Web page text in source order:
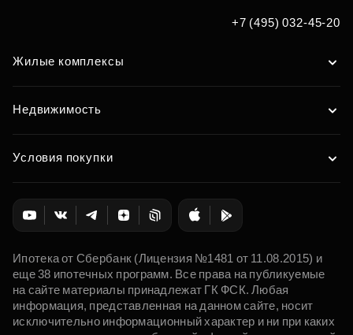
+7 (495) 032-45-20
Жилые комплексы
Недвижимость
Условия покупки
Ипотека от Сбербанк (Лицензия №1481 от 11.08.2015) и
еще 38 ипотечных программ. Все права на публикуемые
на сайте материалы принадлежат ГК ФСК. Любая
информация, представленная на данном сайте, носит
исключительно информационный характер и ни при каких